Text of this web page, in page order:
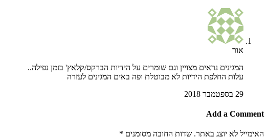
אור
המגינים נראים מצויין וגם שומרים על הידיות הברקס/קלאץ' בזמן נפילה..
עלות החלפת הידיות לא מבוטלת ופה באים המגינים לעזרה
29 בספטמבר 2018
Add a Comment
האימייל לא יוצג באתר. שדות החובה מסומנים *